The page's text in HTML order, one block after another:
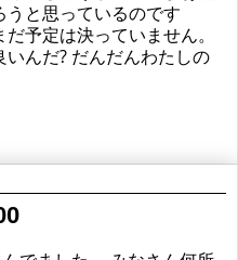
と思っているのです
予定は決っていません。
んだ? だんだんわたしの